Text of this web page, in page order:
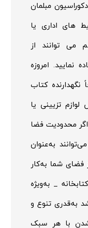
مبلمان
های اداری یا
می توانند از
نمایید. امروزه
نگهدارنده کتاب
تزیینی یا
اگر محدودیت فضا
به‌عنوان
فضای شما به‌کار
_ به‌ویژه
به‌قدری تنوع و
شدن با هر سبک